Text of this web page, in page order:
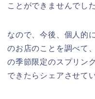
ことができませんでした
なので、今後、個人的
のお店のことを調べて
の季節限定のスプリン
できたらシェアさせて